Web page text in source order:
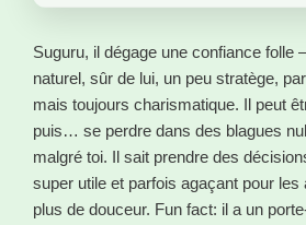
Suguru, il dégage une confiance folle
naturel, sûr de lui, un peu stratège,
mais toujours charismatique. Il peut
puis… se perdre dans des blagues
malgré toi. Il sait prendre des
super utile et parfois agaçant pour les
plus de douceur. Fun fact: il a un